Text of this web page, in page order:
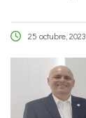
25 octubre, 2023